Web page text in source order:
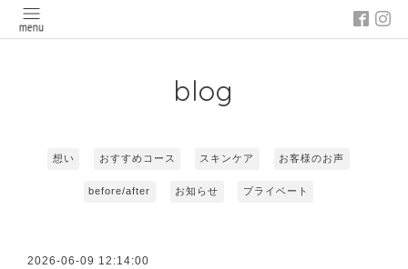
blog
想い おすすめコース スキンケア お客様のお声
before/after お知らせ プライベート
2026-06-09 12:14:00